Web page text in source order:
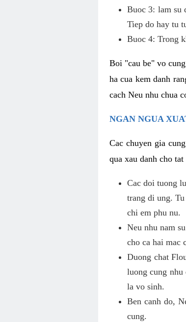
Buoc 3: lam su
Tiep do hay tu
Buoc 4: Trong
Boi "cau be" vo
ha cua kem danh
cach Neu nhu chua
NGAN NGUA
Cac chuyen gia
qua xau danh cho
Cac doi tuong
trang di ung.
chi em phu nu.
Neu nhu nam
cho ca hai mac
Duong chat
luong cung
la vo sinh.
Ben canh do,
cung.